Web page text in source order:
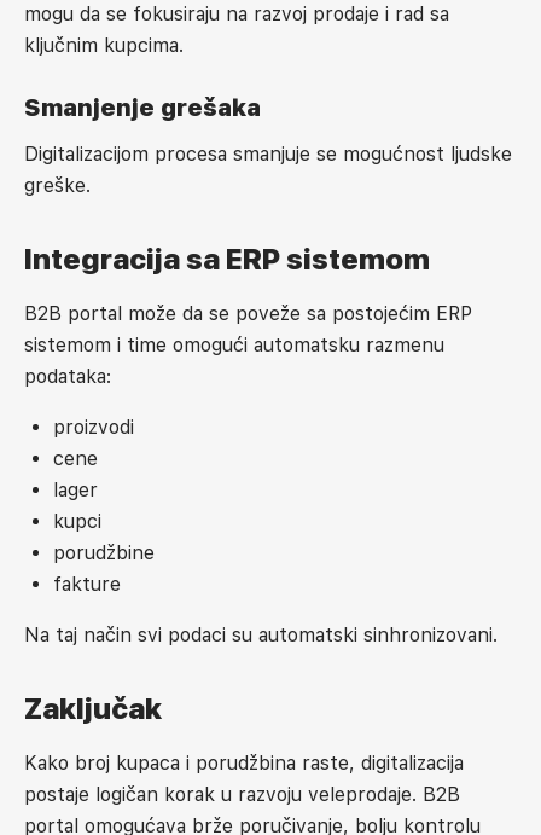
mogu da se fokusiraju na razvoj prodaje i rad sa
ključnim kupcima.
Smanjenje grešaka
Digitalizacijom procesa smanjuje se mogućnost ljudske
greške.
Integracija sa ERP sistemom
B2B portal može da se poveže sa postojećim ERP
sistemom i time omogući automatsku razmenu
podataka:
proizvodi
cene
lager
kupci
porudžbine
fakture
Na taj način svi podaci su automatski sinhronizovani.
Zaključak
Kako broj kupaca i porudžbina raste, digitalizacija
postaje logičan korak u razvoju veleprodaje. B2B
portal omogućava brže poručivanje, bolju kontrolu